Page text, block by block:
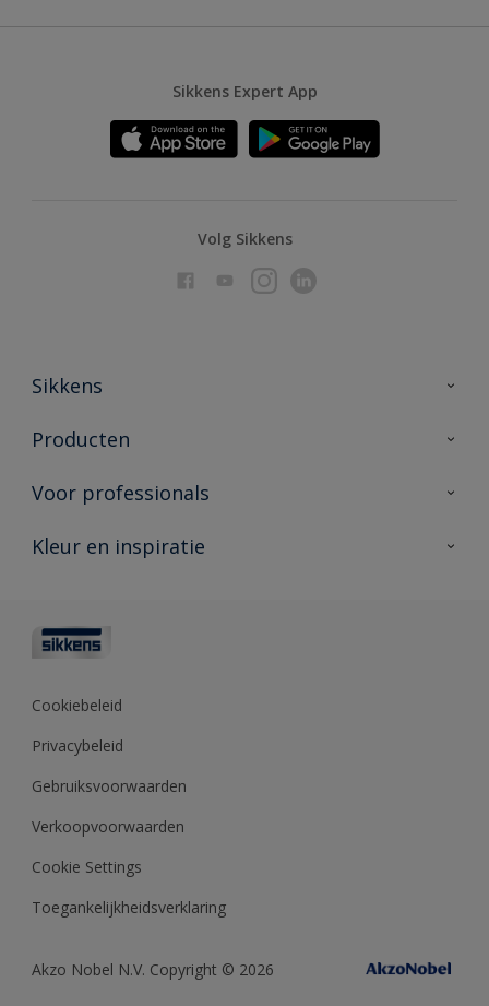
Sikkens Expert App
Volg Sikkens
Sikkens
Over Sikkens
Duurzaamheid
Producten
Producten voor binnen
Vind je verkooppunt
Voor professionals
Advies & service
Polyfilla Pro
Sikkens Center
Kleur en inspiratie
Kleurcollecties
Kennisbank
Cookiebeleid
Privacybeleid
Gebruiksvoorwaarden
Verkoopvoorwaarden
Cookie Settings
Toegankelijkheidsverklaring
Akzo Nobel N.V. Copyright © 2026